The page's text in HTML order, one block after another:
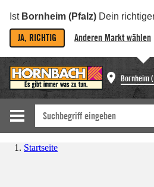
Ist Bornheim (Pfalz) Dein
JA, RICHTIG Anderen Markt wählen
Bornheim
Startseite